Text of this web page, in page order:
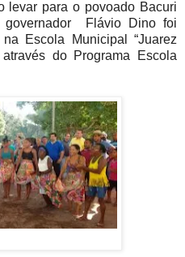
levar para o povoado Bacuri
Flávio Dino foi
Escola Municipal “Juarez
através do Programa Escola